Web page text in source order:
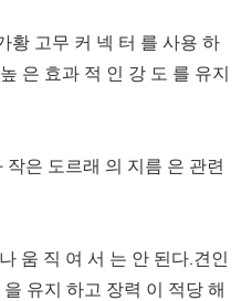
황 고무 커 넥 터 를 사용 하
은 효과 적 인 강 도 를 유지
은 도르래 의 지름 은 관련
움 직 여 서 는 안 된다.견인
유지 하고 장력 이 적당 해